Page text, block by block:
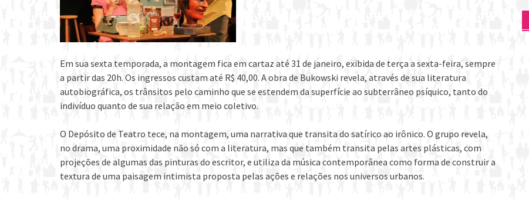
Em sua sexta temporada, a montagem fica em cartaz até 31 de janeiro, exibida de terça a sexta-feira, sempre
a partir das 20h. Os ingressos custam até R$ 40,00. A obra de Bukowski revela, através de sua literatura
autobiográfica, os trânsitos pelo caminho que se estendem da superfície ao subterrâneo psíquico, tanto do
indivíduo quanto de sua relação em meio coletivo.
O Depósito de Teatro tece, na montagem, uma narrativa que transita do satírico ao irônico. O grupo revela,
no drama, uma proximidade não só com a literatura, mas que também transita pelas artes plásticas, com
projeções de algumas das pinturas do escritor, e utiliza da música contemporânea como forma de construir a
textura de uma paisagem intimista proposta pelas ações e relações nos universos urbanos.